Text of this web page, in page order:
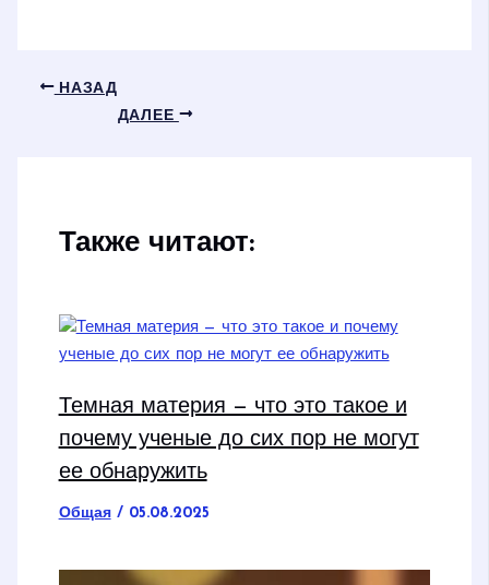
НАЗАД
ДАЛЕЕ
Также читают:
Темная материя — что это такое и
почему ученые до сих пор не могут
ее обнаружить
Общая/ 05.08.2025